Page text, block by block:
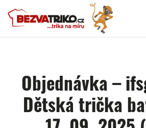
Objednávka –
Dětská trička